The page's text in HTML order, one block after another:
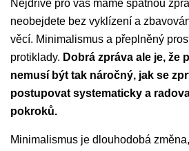
Nejdříve pro vás máme špatnou
neobejdete bez vyklízení a
věcí. Minimalismus a přeplněný
protiklady. Dobrá zpráva ale je, že
nemusí být tak náročný, jak se
postupovat systematicky a
pokroků.
Minimalismus je dlouhodobá